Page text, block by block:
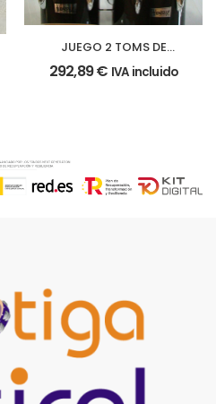
JUEGO 2 TOMS DE
MARCHA
292,89€ IVA incluido